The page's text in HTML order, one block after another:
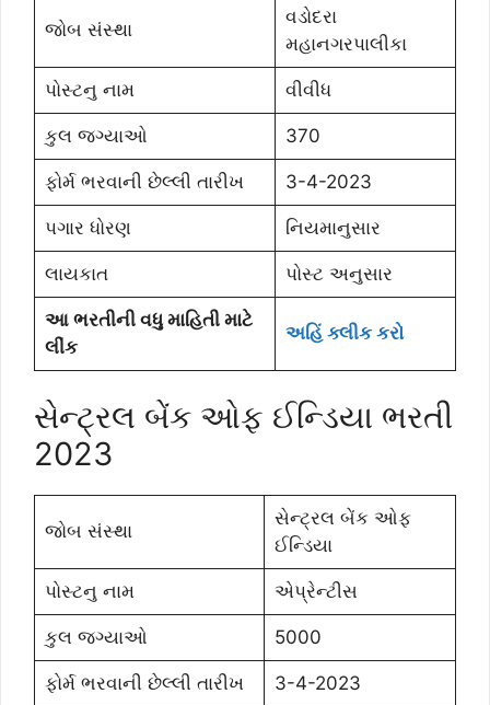
જોબ સંસ્થા
વડોદરા
મહાનગરપાલીકા
પોસ્ટનુ નામ વીવીધ
કુલ જગ્યાઓ 370
ફોર્મ ભરવાની છેલ્લી તારીખ 3-4-2023
પગાર ધોરણ નિયમાનુસાર
લાયકાત પોસ્ટ અનુસાર
આ ભરતીની વધુ માહિતી માટે
લીંક
અહિં ક્લીક કરો
સેન્ટ્રલ બેંક ઓફ ઈન્ડિયા ભરતી
2023
જોબ સંસ્થા
સેન્ટ્રલ બેંક ઓફ
ઈન્ડિયા
પોસ્ટનુ નામ એપ્રેન્ટીસ
કુલ જગ્યાઓ 5000
ફોર્મ ભરવાની છેલ્લી તારીખ 3-4-2023